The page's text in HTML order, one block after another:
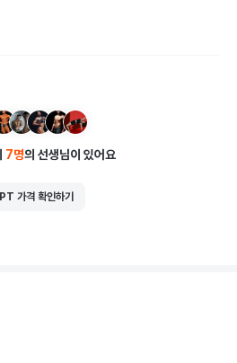
7명의 선생님이 있어요
PT 가격 확인하기